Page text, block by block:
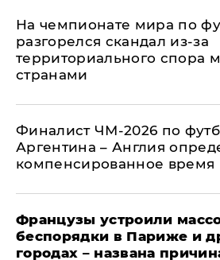
На чемпионате мира по
разгорелся скандал из-за
территориального спора
странами
Финалист ЧМ-2026 по
Аргентина – Англия
компенсированное время
Французы устроили
беспорядки в Париже и
городах – названа